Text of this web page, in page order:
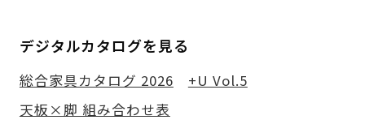
デジタルカタログを見る
総合家具カタログ 2026
+U Vol.5
天板×脚 組み合わせ表